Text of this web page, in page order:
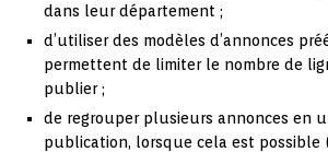
dans leur département ;
d’utiliser des modèles d’annonces
permettent de limiter le nombre de
publier ;
de regrouper plusieurs annonces en
publication, lorsque cela est possible